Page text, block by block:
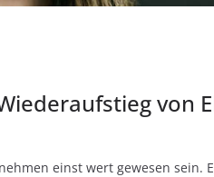
von
einst wert gewesen sein.